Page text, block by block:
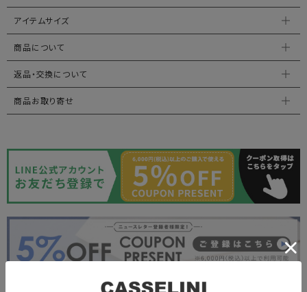
アイテムサイズ
商品について
返品・交換について
商品お取り寄せ